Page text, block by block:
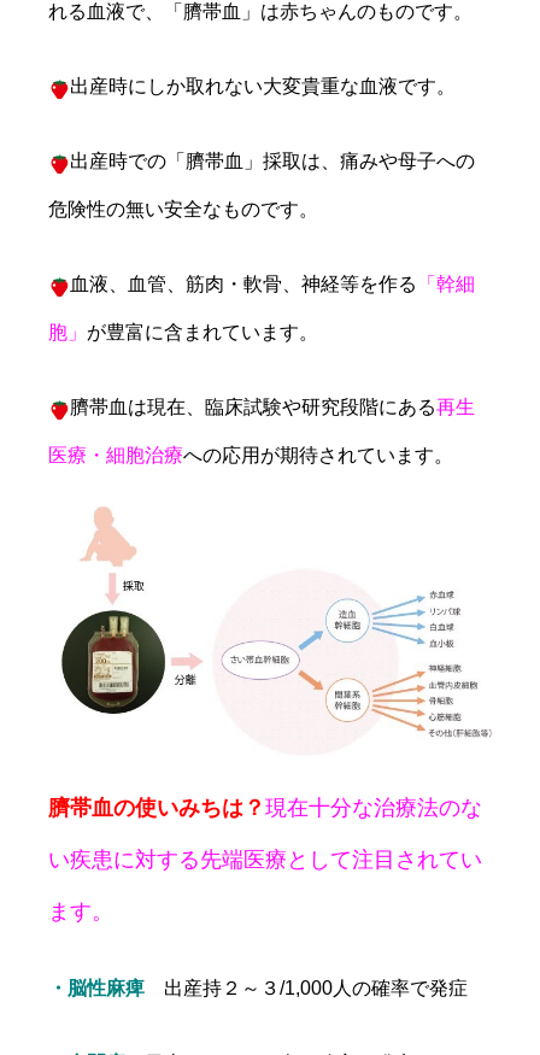
れる血液で、「臍帯血」は赤ちゃんのものです。
出産時にしか取れない大変貴重な血液です。
出産時での「臍帯血」採取は、痛みや母子への
危険性の無い安全なものです。
血液、血管、筋肉・軟骨、神経等を作る 「幹細
胞」 が豊富に含まれています。
臍帯血は現在、臨床試験や研究段階にある再生
医療・細胞治療への応用が期待されています。
臍帯血の使いみちは？ 現在十分な治療法のな
い疾患に対する先端医療として注目されてい
ます。
・脳性麻痺 出産持２～３/1,000人の確率で発症